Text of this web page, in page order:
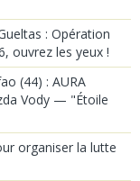
: Opération
ouvrez les yeux !
(44) : AURA
Vody — "Étoile
organiser la lutte